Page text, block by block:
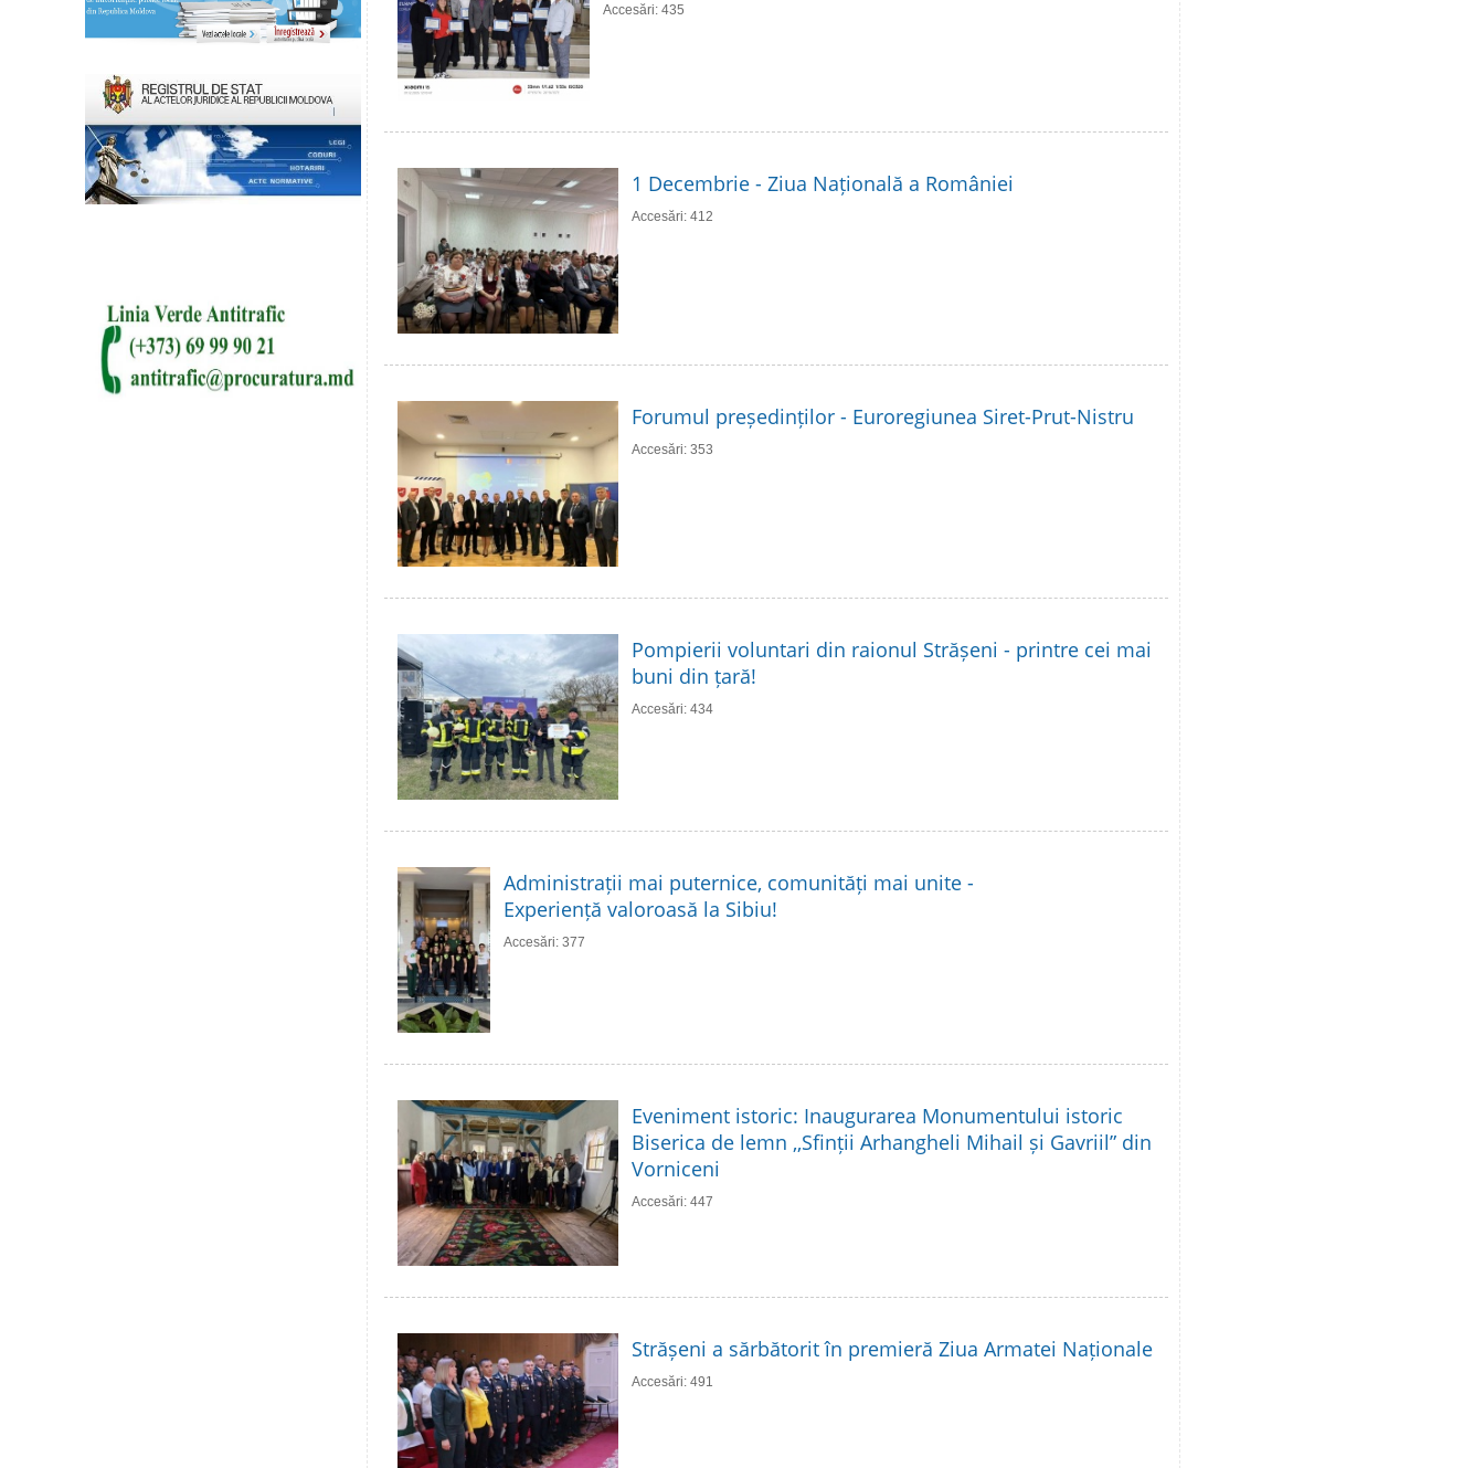
Accesări: 435
1 Decembrie - Ziua Națională a României
Accesări: 412
Forumul președinților - Euroregiunea Siret-Prut-Nistru
Accesări: 353
Pompierii voluntari din raionul Strășeni - printre cei mai
buni din țară!
Accesări: 434
Administrații mai puternice, comunități mai unite -
Experiență valoroasă la Sibiu!
Accesări: 377
Eveniment istoric: Inaugurarea Monumentului istoric
Biserica de lemn ,,Sfinții Arhangheli Mihail și Gavriil” din
Vorniceni
Accesări: 447
Strășeni a sărbătorit în premieră Ziua Armatei Naționale
Accesări: 491